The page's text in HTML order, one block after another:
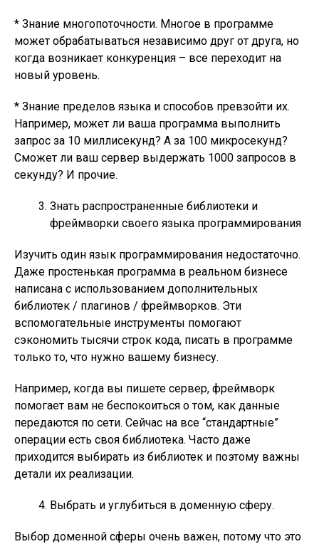
* Знание многопоточности. Многое в программе
может обрабатываться независимо друг от друга, но
когда возникает конкуренция – все переходит на
новый уровень.
* Знание пределов языка и способов превзойти их.
Например, может ли ваша программа выполнить
запрос за 10 миллисекунд? А за 100 микросекунд?
Сможет ли ваш сервер выдержать 1000 запросов в
секунду? И прочие.
Знать распространенные библиотеки и
фреймворки своего языка программирования
Изучить один язык программирования недостаточно.
Даже простенькая программа в реальном бизнесе
написана с использованием дополнительных
библиотек / плагинов / фреймворков. Эти
вспомогательные инструменты помогают
сэкономить тысячи строк кода, писать в программе
только то, что нужно вашему бизнесу.
Например, когда вы пишете сервер, фреймворк
помогает вам не беспокоиться о том, как данные
передаются по сети. Сейчас на все “стандартные”
операции есть своя библиотека. Часто даже
приходится выбирать из библиотек и поэтому важны
детали их реализации.
Выбрать и углубиться в доменную сферу.
Выбор доменной сферы очень важен, потому что это